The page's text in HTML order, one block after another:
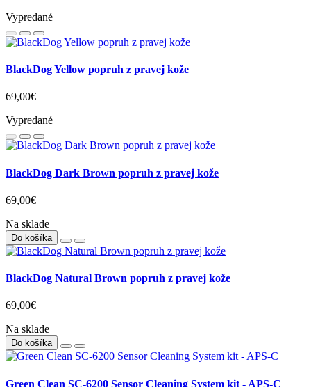
Vypredané
BlackDog Yellow popruh z pravej kože
69,00€
Vypredané
BlackDog Dark Brown popruh z pravej kože
69,00€
Na sklade
Do košíka
BlackDog Natural Brown popruh z pravej kože
69,00€
Na sklade
Do košíka
Green Clean SC-6200 Sensor Cleaning System kit - APS-C